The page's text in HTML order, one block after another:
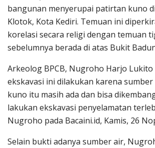
bangunan menyerupai patirtan kuno
Klotok, Kota Kediri. Temuan ini
korelasi secara religi dengan temuan
sebelumnya berada di atas Bukit
Arkeolog BPCB, Nugroho Harjo
ekskavasi ini dilakukan karena
kuno itu masih ada dan bisa
lakukan ekskavasi penyelamatan
Nugroho pada Bacaini.id, Kamis, 26
Selain bukti adanya sumber air,